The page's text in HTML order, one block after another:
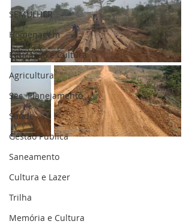
SEMULHER
Homenagem
Educação e Cultura
Agricultura
Sec. Planejamento
Saúde
Gestão Pública
Saneamento
Cultura e Lazer
Trilha
Memória e Cultura